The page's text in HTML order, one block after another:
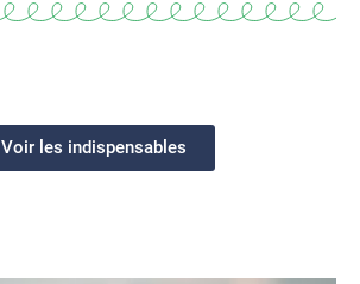
Voir les indispensables